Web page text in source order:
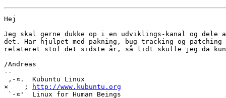
Hej
Jeg skal gerne dukke op i en udviklings-kanal og dele
det. Har hjulpet med pakning, bug tracking og
relateret stof det sidste år, så lidt skulle jeg da
/Andreas
--
,-¤.  Kubuntu Linux
¤    ;
http://www.kubuntu.org
`-¤'  Linux for Human Beings